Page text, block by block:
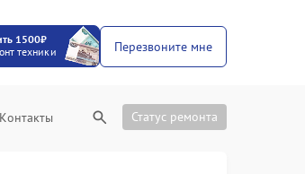
1500₽
техники
Перезвоните мне
Контакты Статус ремонта